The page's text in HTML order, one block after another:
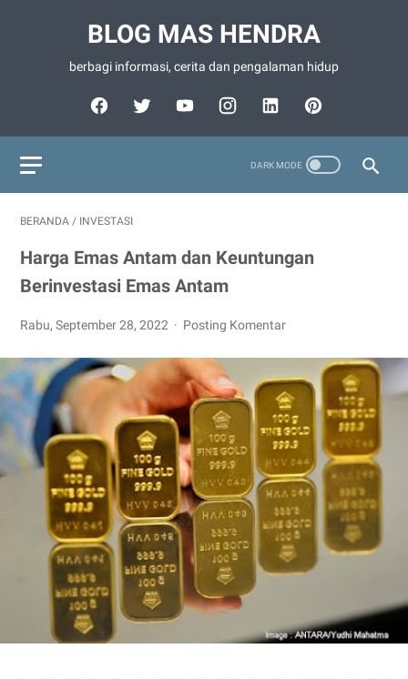
BLOG MAS HENDRA
berbagi informasi, cerita dan pengalaman hidup
BERANDA / INVESTASI
Harga Emas Antam dan Keuntungan
Berinvestasi Emas Antam
Rabu, September 28, 2022 Posting Komentar